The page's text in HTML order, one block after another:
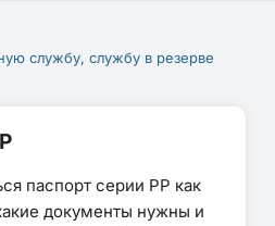
службу, службу в резерве
паспорт серии РР как
документы нужны и